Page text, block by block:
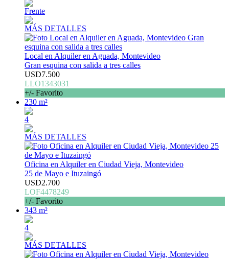
Frente
MÁS DETALLES
Local en Alquiler en Aguada, Montevideo
Gran esquina con salida a tres calles
USD7.500
LLO1343031
+/- Favorito
230 m²
4
MÁS DETALLES
Oficina en Alquiler en Ciudad Vieja, Montevideo
25 de Mayo e Ituzaingó
USD2.700
LOF4478249
+/- Favorito
343 m²
4
MÁS DETALLES